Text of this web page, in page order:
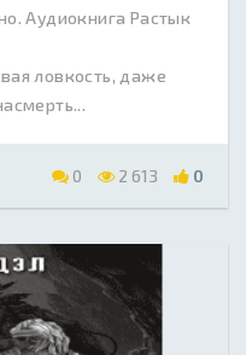
Аудиокнига Растык
ловкость, даже
0 2 613 0